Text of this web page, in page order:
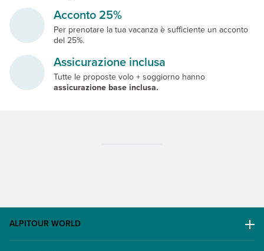
Acconto 25%
Per prenotare la tua vacanza è sufficiente un acconto
del 25%.
Assicurazione inclusa
Tutte le proposte volo + soggiorno hanno
assicurazione base inclusa.
ALPITOUR WORLD
AWARD